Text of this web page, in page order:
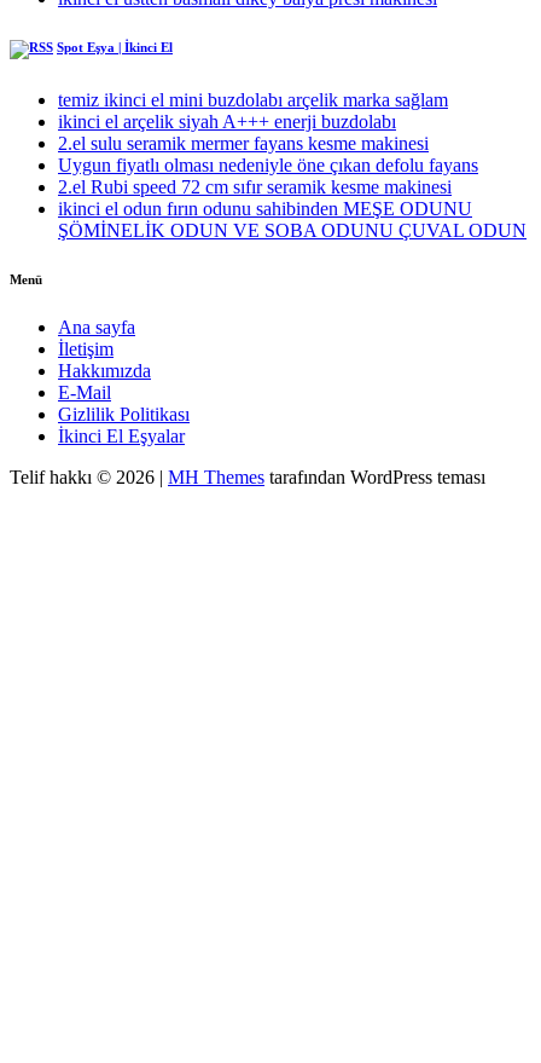
Spot Eşya | İkinci El
temiz ikinci el mini buzdolabı arçelik marka sağlam
ikinci el arçelik siyah A+++ enerji buzdolabı
2.el sulu seramik mermer fayans kesme makinesi
Uygun fiyatlı olması nedeniyle öne çıkan defolu fayans
2.el Rubi speed 72 cm sıfır seramik kesme makinesi
ikinci el odun fırın odunu sahibinden MEŞE ODUNU
ŞÖMİNELİK ODUN VE SOBA ODUNU ÇUVAL ODUN
Menü
Ana sayfa
İletişim
Hakkımızda
E-Mail
Gizlilik Politikası
İkinci El Eşyalar
Telif hakkı © 2026 | MH Themes tarafından WordPress teması